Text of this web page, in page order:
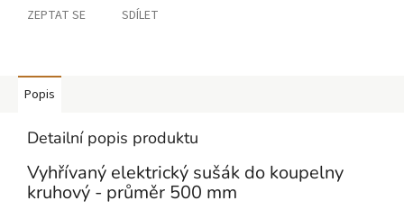
ZEPTAT SE SDÍLET
Popis
Detailní popis produktu
Vyhřívaný elektrický sušák do koupelny
kruhový - průměr 500 mm